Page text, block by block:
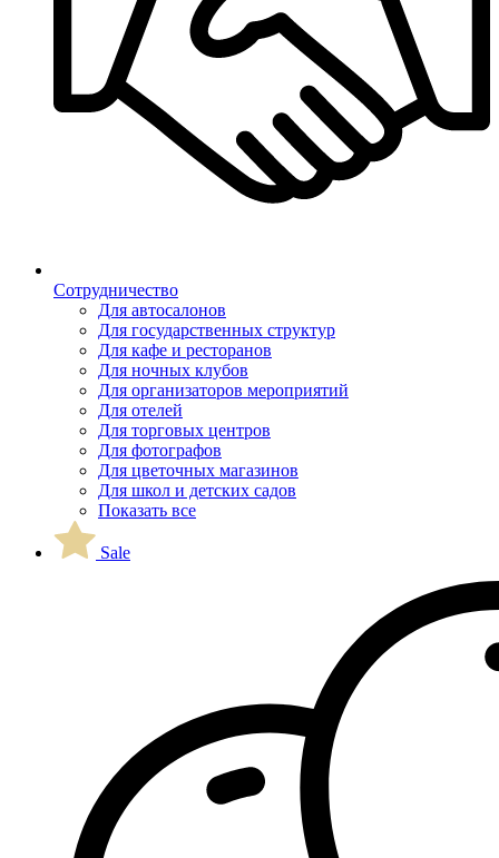
Сотрудничество
Для автосалонов
Для государственных структур
Для кафе и ресторанов
Для ночных клубов
Для организаторов мероприятий
Для отелей
Для торговых центров
Для фотографов
Для цветочных магазинов
Для школ и детских садов
Показать все
Sale